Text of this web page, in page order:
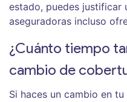
estado, puedes justificar
aseguradoras incluso
¿Cuánto tiempo
cambio de
Si haces un cambio en